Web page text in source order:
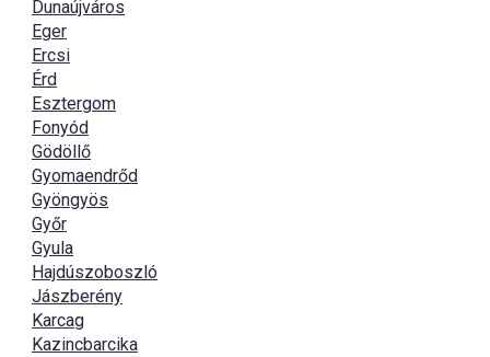
Dunaújváros
Eger
Ercsi
Érd
Esztergom
Fonyód
Gödöllő
Gyomaendrőd
Gyöngyös
Győr
Gyula
Hajdúszoboszló
Jászberény
Karcag
Kazincbarcika